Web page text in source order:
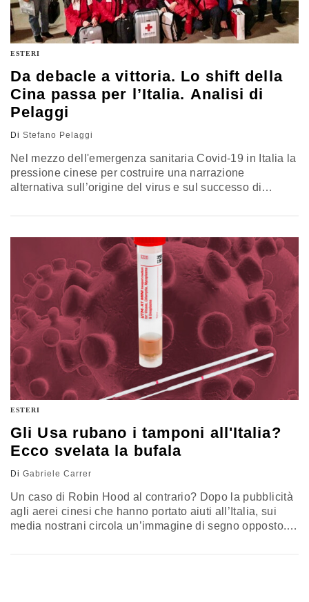
ESTERI
Da debacle a vittoria. Lo shift della
Cina passa per l’Italia. Analisi di
Pelaggi
Di Stefano Pelaggi
Nel mezzo dell'emergenza sanitaria Covid-19 in Italia la
pressione cinese per costruire una narrazione
alternativa sull’origine del virus e sul successo di
pandemia, alcuni articoli in cui i primi casi di Covid-19
venivano ricondotti a Paesi della regione o…
ESTERI
Gli Usa rubano i tamponi all'Italia?
Ecco svelata la bufala
Di Gabriele Carrer
Un caso di Robin Hood al contrario? Dopo la pubblicità
agli aerei cinesi che hanno portato aiuti all’Italia, sui
media nostrani circola un’immagine di segno opposto.